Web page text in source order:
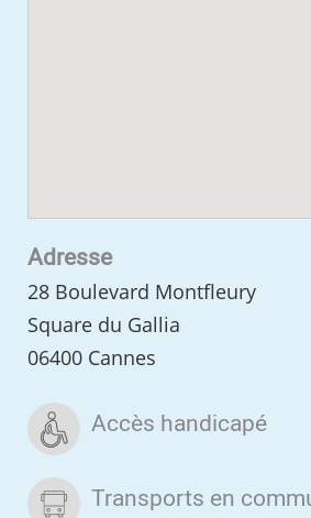
Adresse
28 Boulevard Montfleury
Square du Gallia
06400 Cannes
Accès handicapé
Transports en